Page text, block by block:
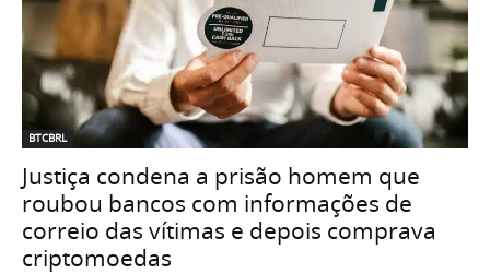
BTCBRL
Justiça condena a prisão homem que
roubou bancos com informações de
correio das vítimas e depois comprava
criptomoedas